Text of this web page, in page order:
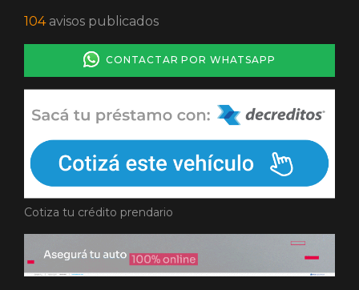
104avisos publicados
CONTACTAR POR WHATSAPP
Cotiza tu crédito prendario